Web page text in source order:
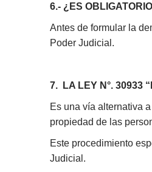
6.- ¿ES
Antes de formular la
Poder Judicial.
7. LA LEY N°. 30933
Es una vía alternativa
propiedad de las
Este procedimiento
Judicial.